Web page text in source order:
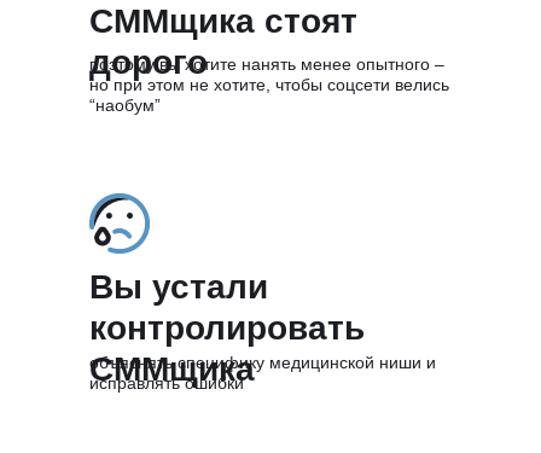
Вы устали
контролировать
СММщика
объяснять специфику медицинской ниши и
исправлять ошибки
СММщика стоят
дорого
поэтому вы хотите нанять менее опытного –
но при этом не хотите, чтобы соцсети велись
“наобум”